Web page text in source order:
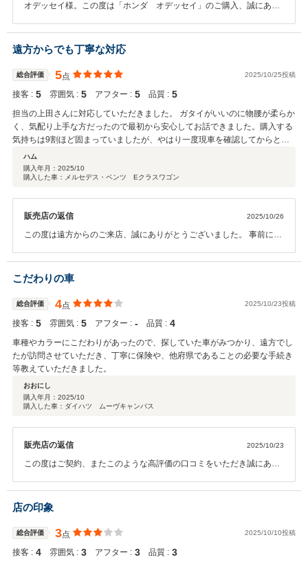
オデッセイ様。この度は「ホンダ オデッセイ」のご購入、誠にあり
姿を拝見し、感無量でした。クチコミにてありがたいお言葉まで頂戴
し、心より感謝致します。オデッセイ様が充実したカーライフをお送
り頂けますことを、心よりお祈りしております。また今後も、お気軽
にお立ち寄り下さい。ありがとうございました。担当：上田
遠方からでも丁寧な対応
総合評価 5点 2025/10/25投稿
接客 : 5 雰囲気 : 5 アフター : 5 品質 : 5
担当の上田さんに対応していただきました。 ガタイがいいのに物腰が柔らか
く、気配り上手な方だったので最初から安心してお話できました。購入する
気持ちは9割ほど固まっていましたが、やはり一度現車を確認してからと思
い、九州から伺いました。 実際に拝見したところ、想像以上に車がきれいで
感動しました。本当に大切に、愛情を込めて所有されていたのだろうと感じ
ました。 他の中古車販売店でも何台か見ましたが、価格も見た目もこちらが
ハム
購入年月： 2025/10
購入した車：メルセデス・ベンツ Eクラスワゴン
販売店の返信 2025/10/26
この度は遠方からのご来店、誠にありがとうございました。 事前にメ
お会いできて幸いでした。 終始盛り上がる会話をさせて頂いた上にご
契約まで頂き、心より感謝しております。 心温まるクチコミに恥じな
いよう、しっかりご納車までのご準備を進めさせて頂きます。 今後も
末永いお付き合いを宜しくお願い致します。 担当:上田
こだわりの車
総合評価 4点 2025/10/23投稿
接客 : 5 雰囲気 : 5 アフター : ‐ 品質 : 4
車種やカラーにこだわりがあったので、探していた車がみつかり、遠方でし
たが訪問させていただき、丁寧に保険や、他府県であることの必要な手続き
等教えていただきました。
おおにし
購入年月： 2025/10
購入した車：ダイハツ ムーヴキャンバス
販売店の返信 2025/10/23
この度はご契約、またこのような高評価の口コミをいただき誠にあり
お車を見た上でご契約いただきありがとうございました。今後とも、
従業員一同お客様にご満足いただけるよう邁進して参ります。 是非よ
店の印象
総合評価 3点 2025/10/10投稿
接客 : 4 雰囲気 : 3 アフター : 3 品質 : 3